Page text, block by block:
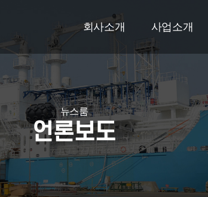
회사소개 사업소개
뉴스룸
언론보도